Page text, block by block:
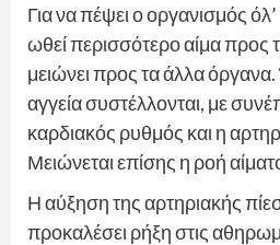
Για να πέψει ο οργανισμός
ωθεί περισσότερο αίμα προς
μειώνει προς τα άλλα
αγγεία συστέλλονται, με
καρδιακός ρυθμός και η
Μειώνεται επίσης η ροή
Η αύξηση της αρτηριακής
προκαλέσει ρήξη στις